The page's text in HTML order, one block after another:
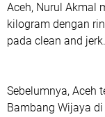
Aceh, Nurul Akmal
kilogram dengan
pada clean and jerk.
Sebelumnya, Aceh
Bambang Wijaya